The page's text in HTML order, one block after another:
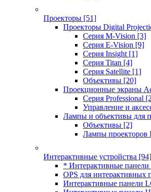
Проекторы [51]
Проекторы Digital
Серия M-Vision [3]
Серия E-Vision [9]
Серия Insight [1]
Серия Titan [4]
Серия Satellite [1]
Объективы [20]
Проекционные экраны
Серия Professional
Управление и
Лампы и объективы для
Объективы [2]
Лампы проекторов
Интерактивные устройства [94]
* Интерактивные панели
OPS для интерактивных
Интерактивные панели